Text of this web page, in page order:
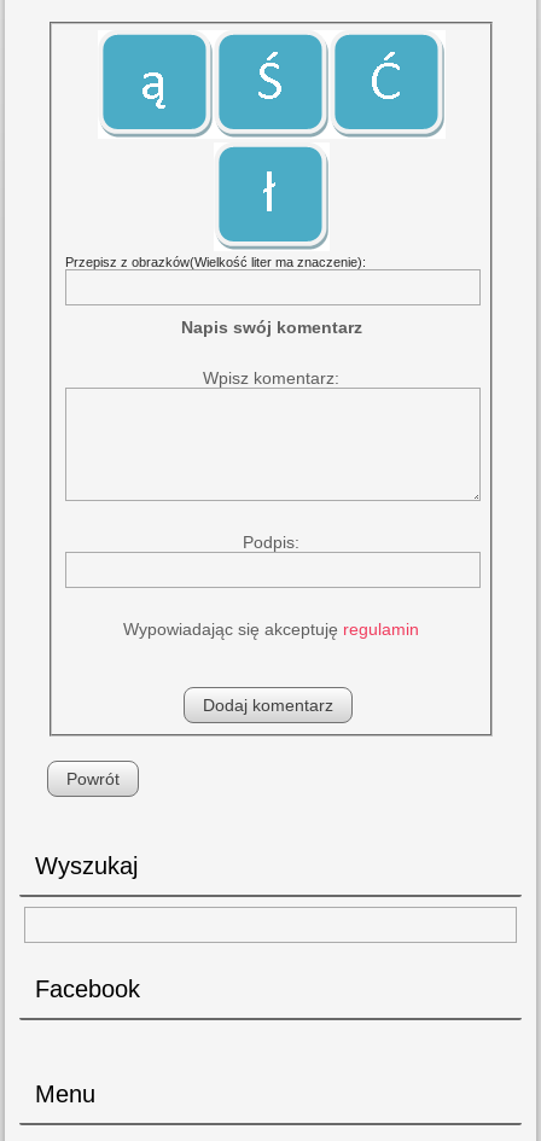
Przepisz z obrazków(Wielkość liter ma znaczenie):
Napis swój komentarz
Wpisz komentarz:
Podpis:
Wypowiadając się akceptuję regulamin
Powrót
Wyszukaj
Facebook
Menu